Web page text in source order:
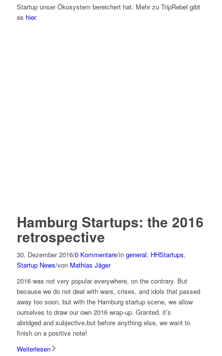
Startup unser Ökosystem bereichert hat. Mehr zu TripRebel gibt
es hier.
Hamburg Startups: the 2016
retrospective
30. Dezember 2016/0 Kommentare/in general, HHStartups,
Startup News/von Mathias Jäger
2016 was not very popular everywhere, on the contrary. But
because we do not deal with wars, crises, and idols that passed
away too soon, but with the Hamburg startup scene, we allow
ourselves to draw our own 2016 wrap-up. Granted, it’s
abridged and subjective,but before anything else, we want to
finish on a positive note!
Weiterlesen